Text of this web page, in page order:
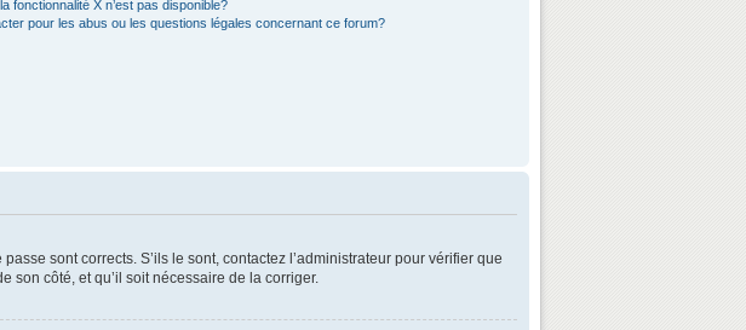
fonctionnalité X n’est pas disponible?
pour les abus ou les questions légales concernant ce forum?
sont corrects. S’ils le sont, contactez l’administrateur pour vérifier que
son côté, et qu’il soit nécessaire de la corriger.